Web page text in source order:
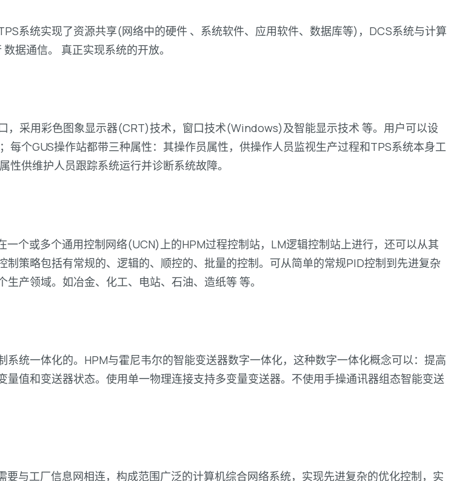
系统实现了资源共享(网络中的硬件 、系统软件、应用软件、数据库等)，DCS系统与计算
据通信。 真正实现系统的开放。
，采用彩色图象显示器(CRT)技术，窗口技术(Windows)及智能显示技术 等。用户可以设
个GUS操作站都带三种属性：其操作员属性，供操作人员监视生产过程和TPS系统本身工
供维护人员跟踪系统运行并诊断系统故障。
个或多个通用控制网络(UCN)上的HPM过程控制站，LM逻辑控制站上进行，还可以从其
策略包括有常规的、逻辑的、顺控的、批量的控制。可从简单的常规PID控制到先进复杂
产领域。如冶金、化工、电站、石油、造纸等 等。
统一体化的。HPM与霍尼韦尔的智能变送器数字一体化，这种数字一体化概念可以：提高
值和变送器状态。使用单一物理连接支持多变量变送器。不使用手操通讯器组态智能变送
与工厂信息网相连，构成范围广泛的计算机综合网络系统，实现先进复杂的优化控制，实